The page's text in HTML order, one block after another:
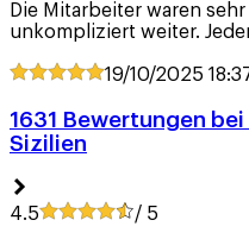
Die Mitarbeiter waren
unkompliziert weiter.
19/10/2025
1631 Bewertungen
Sizilien
4.5 / 5